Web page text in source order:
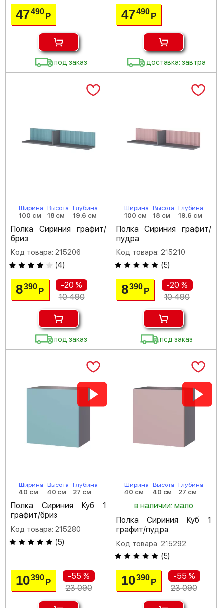
47490Р
под заказ
47490 Р
доставка: завтра
Ширина
100 см
Высота
18 см
Глубина
19.6 см
Полка Сириния графит/
бриз
Код товара: 215206
(4)
8390Р
-20 %
10 490
под заказ
Ширина
100 см
Высота
18 см
Глубина
19.6 см
Полка Сириния графит/
пудра
Код товара: 215210
(5)
8390 Р
-20 %
10 490
под заказ
Ширина
40 см
Высота
40 см
Глубина
27 см
Полка Сириния Куб 1
графит/бриз
Код товара: 215280
(5)
10390Р
-55 %
23 090
Ширина
40 см
Высота
40 см
Глубина
27 см
в наличии: мало
Полка Сириния Куб 1
графит/пудра
Код товара: 215292
(5)
10390 Р
-55 %
23 090